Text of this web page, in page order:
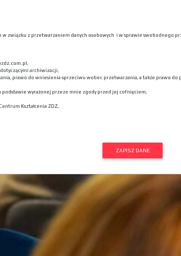
związku z przetwarzaniem danych osobowych i w sprawie swobodnego
archiwizacji,
prawo do wniesienia sprzeciwu wobec przetwarzania, a także prawo do
podstawie wyrażonej przeze mnie zgody przed jej cofnięciem,
Kształcenia ZDZ,
ZAPISZ DANE